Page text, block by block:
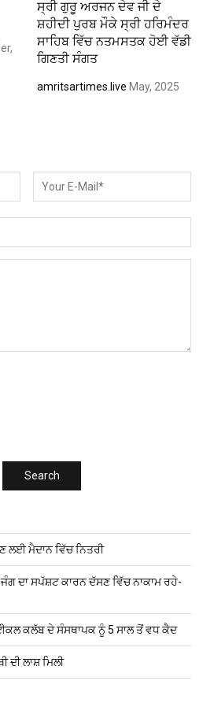
ਸ੍ਰੀ ਗੁਰੂ ਅਰਜਨ ਦੇਵ ਜੀ ਦੇ
ਸ਼ਹੀਦੀ ਪੁਰਬ ਮੌਕੇ ਸ੍ਰੀ ਹਰਿਮੰਦਰ
ਸਾਹਿਬ ਵਿੱਚ ਨਤਮਸਤਕ ਹੋਈ ਵੱਡੀ
ਗਿਣਤੀ ਸੰਗਤ
amritsartimes.live May, 2025
ਲਈ ਮੈਦਾਨ ਵਿੱਚ ਨਿਤਰੀ
ਦਾ ਸਪੱਸ਼ਟ ਕਾਰਨ ਦੱਸਣ ਵਿੱਚ ਨਾਕਾਮ ਰਹੇ-
ਕਲੱਬ ਦੇ ਸੰਸਥਾਪਕ ਨੂੰ 5 ਸਾਲ ਤੋਂ ਵਧ ਕੈਦ
ਦੀ ਲਾਸ਼ ਮਿਲੀ